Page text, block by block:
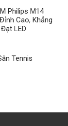
Philips M14
Cao, Khẳng
LED
Tennis